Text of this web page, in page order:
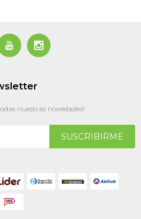
 
nuestras novedades!
SUSCRIBIRME